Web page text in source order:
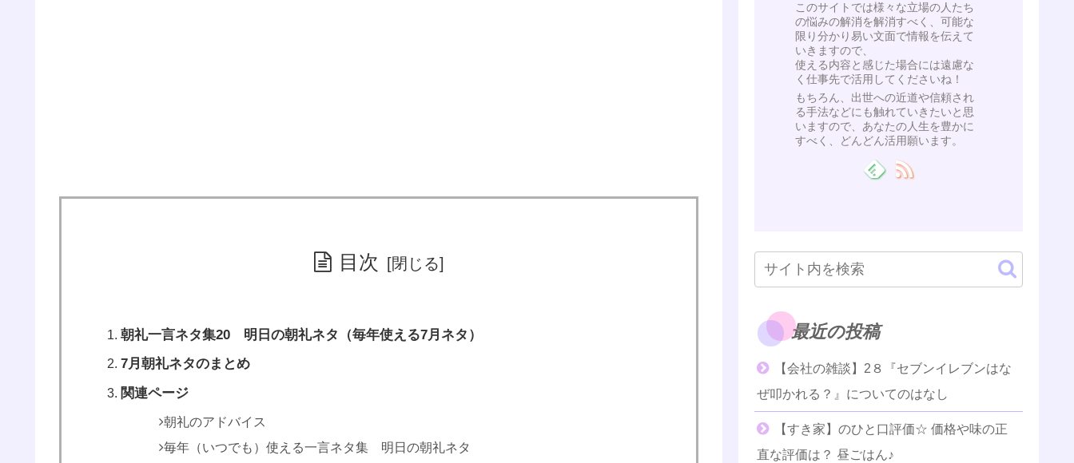
目次
朝礼一言ネタ集20 明日の朝礼ネタ（毎年使える7月ネタ）
7月朝礼ネタのまとめ
関連ページ
朝礼のアドバイス
毎年（いつでも）使える一言ネタ集 明日の朝礼ネタ
このサイトでは様々な立場の人たち
の悩みの解消を解消すべく、可能な
限り分かり易い文面で情報を伝えて
いきますので、
使える内容と感じた場合には遠慮な
く仕事先で活用してくださいね！
もちろん、出世への近道や信頼され
る手法などにも触れていきたいと思
いますので、あなたの人生を豊かに
すべく、どんどん活用願います。
最近の投稿
【会社の雑談】2８『セブンイレブンはな
ぜ叩かれる？』についてのはなし
【すき家】のひと口評価☆ 価格や味の正
直な評価は？ 昼ごはん♪